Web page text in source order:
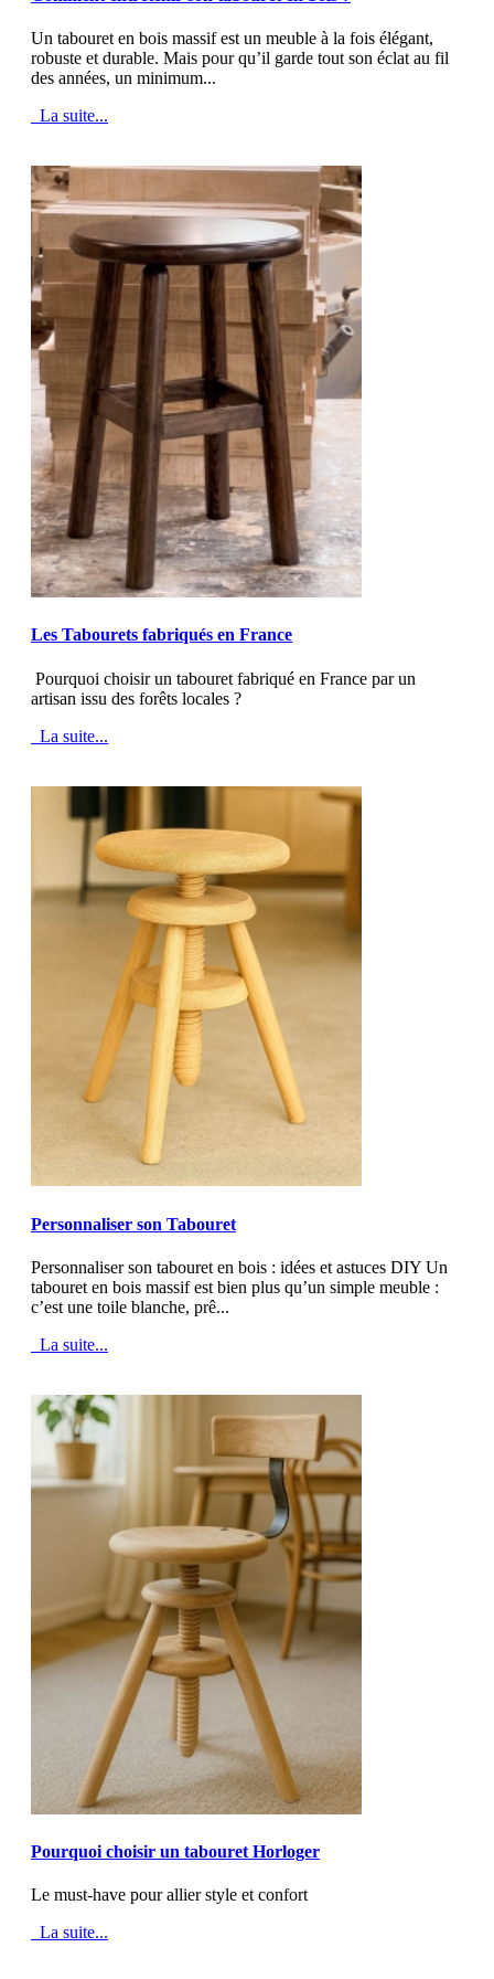
Un tabouret en bois massif est un meuble à la fois élégant,
robuste et durable. Mais pour qu’il garde tout son éclat au fil
des années, un minimum...
La suite...
Les Tabourets fabriqués en France
Pourquoi choisir un tabouret fabriqué en France par un
artisan issu des forêts locales ?
La suite...
Personnaliser son Tabouret
Personnaliser son tabouret en bois : idées et astuces DIY Un
tabouret en bois massif est bien plus qu’un simple meuble :
c’est une toile blanche, prê...
La suite...
Pourquoi choisir un tabouret Horloger
Le must-have pour allier style et confort
La suite...